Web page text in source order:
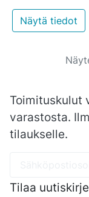
Näytä tiedot
Toimituskulut
varastosta.
tilaukselle.
Tilaa